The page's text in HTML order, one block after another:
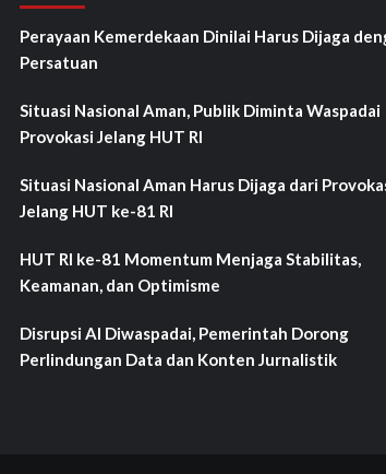
Perayaan Kemerdekaan Dinilai Harus Dijaga
Persatuan
Situasi Nasional Aman, Publik Diminta Waspadai
Provokasi Jelang HUT RI
Situasi Nasional Aman Harus Dijaga dari
Jelang HUT ke-81 RI
HUT RI ke-81 Momentum Menjaga Stabilitas,
Keamanan, dan Optimisme
Disrupsi AI Diwaspadai, Pemerintah Dorong
Perlindungan Data dan Konten Jurnalistik